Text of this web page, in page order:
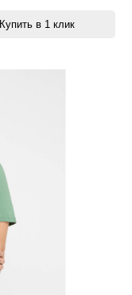
Купить в 1 клик